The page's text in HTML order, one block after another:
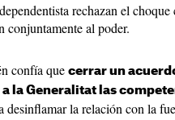
rechazan el
conjuntamente al poder.
confía que cerrar un
la Generalitat las
desinflamar la relación con la